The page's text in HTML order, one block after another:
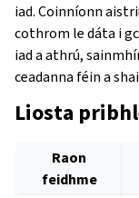
iad. Coinníonn
cothrom le dáta i
iad a athrú,
ceadanna féin a
Liosta
Raon
feidhme